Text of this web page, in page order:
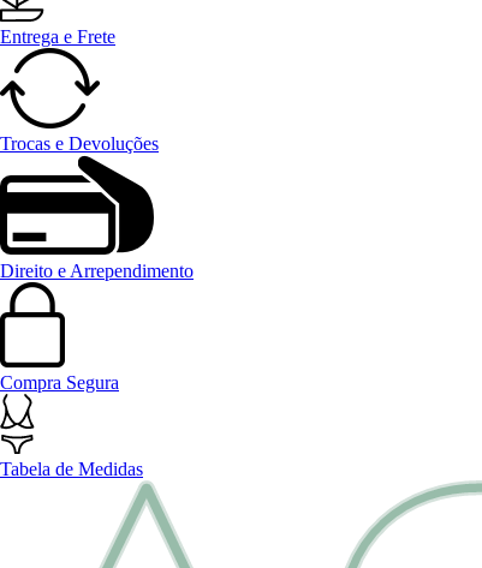
Entrega e Frete
Trocas e Devoluções
Direito e Arrependimento
Compra Segura
Tabela de Medidas